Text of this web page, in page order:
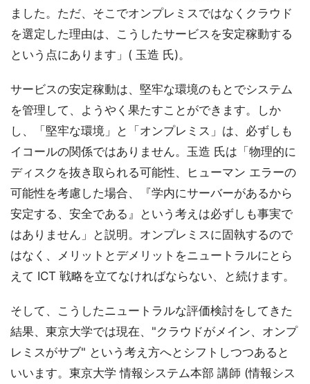
ました。ただ、そこでオンプレミスではなくクラウド
を選定した理由は、こうしたサービスを安定稼動する
という点にあります」( 玉造 氏)。
サービスの安定稼動は、堅牢な環境のもとでシステム
を管理して、ようやく果たすことができます。しか
し、「堅牢な環境」と「オンプレミス」は、必ずしも
イコールの関係ではありません。玉造 氏は「物理的に
ディスクを抜き取られる可能性、ヒューマン エラーの
可能性を考慮した場合、『学内にサーバーがあるから
安定する、安全である』という考えは必ずしも事実で
はありません」と説明。オンプレミスに固執するので
はなく、メリットとデメリットをニュートラルにとら
えて ICT 戦略を立てなければならない、と続けます。
そして、こうしたニュートラルな評価検討をしてきた
結果、東京大学では現在、"クラウドがメイン、オンプ
レミスがサブ" という考え方へとシフトしつつあると
いいます。東京大学 情報システム本部 講師 (情報シス